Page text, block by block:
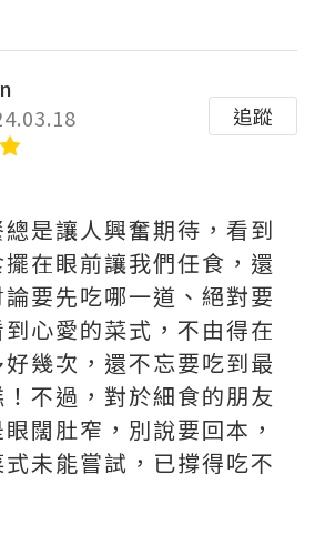
追蹤
是讓人興奮期待，看到
在眼前讓我們任食，還
要先吃哪一道、絕對要
心愛的菜式，不由得在
幾次，還不忘要吃到最
不過，對於細食的朋友
闊肚窄，別說要回本，
未能嘗試，已撐得吃不